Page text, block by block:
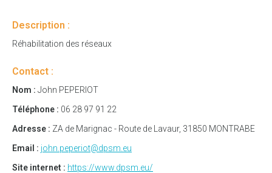
Description :
Réhabilitation des réseaux
Contact :
Nom : John PEPERIOT
Téléphone : 06 28 97 91 22
Adresse : ZA de Marignac - Route de Lavaur, 31850 MONTRABE
Email : john.peperiot@dpsm.eu
Site internet : https://www.dpsm.eu/